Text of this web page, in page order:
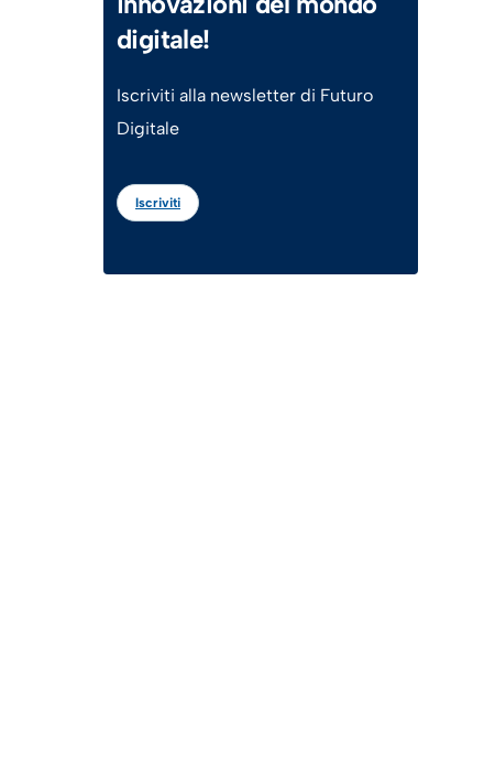
digitale!
Iscriviti alla newsletter di Futuro
Digitale
Iscriviti